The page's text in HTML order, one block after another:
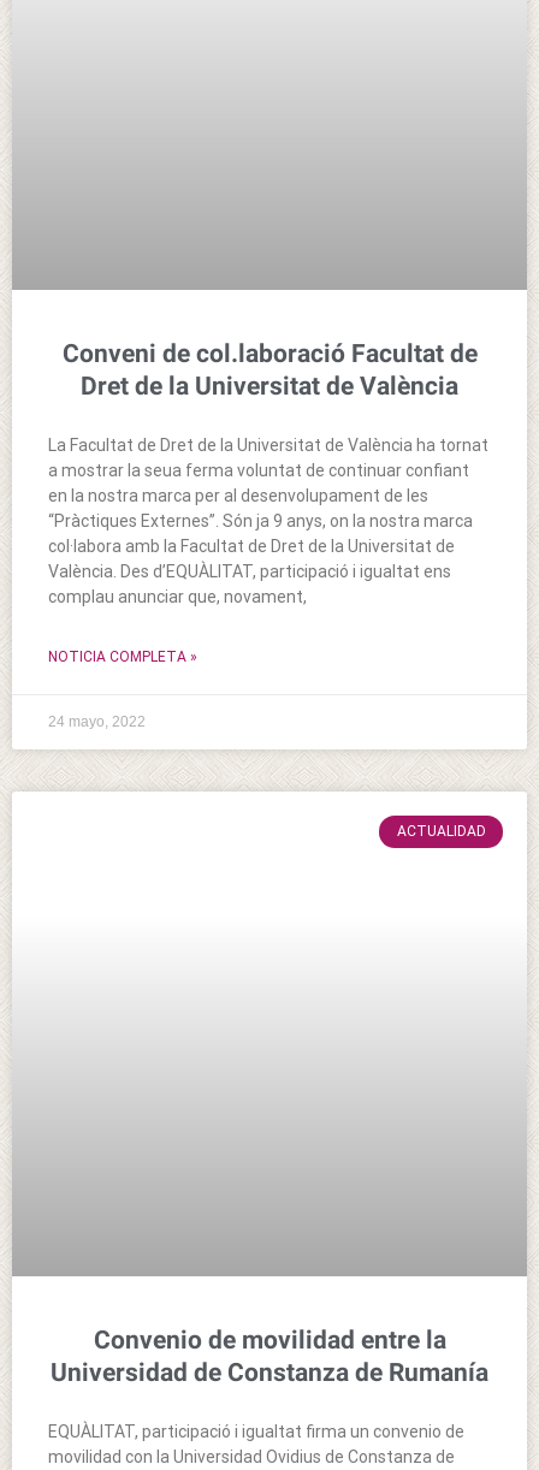
Conveni de col.laboració Facultat de
Dret de la Universitat de València
La Facultat de Dret de la Universitat de València ha tornat
a mostrar la seua ferma voluntat de continuar confiant
en la nostra marca per al desenvolupament de les
“Pràctiques Externes”. Són ja 9 anys, on la nostra marca
col·labora amb la Facultat de Dret de la Universitat de
València. Des d’EQUÀLITAT, participació i igualtat ens
complau anunciar que, novament,
NOTICIA COMPLETA »
24 mayo, 2022
ACTUALIDAD
Convenio de movilidad entre la
Universidad de Constanza de Rumanía
EQUÀLITAT, participació i igualtat firma un convenio de
movilidad con la Universidad Ovidius de Constanza de